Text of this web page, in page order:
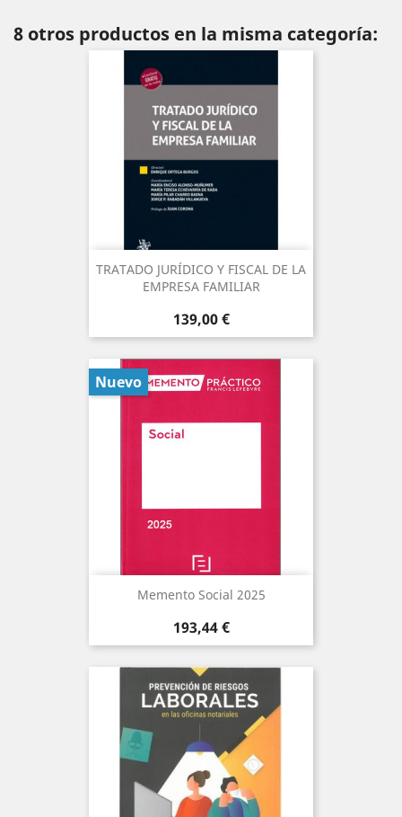
8 otros productos en la misma categoría:
TRATADO JURÍDICO Y FISCAL DE LA
EMPRESA FAMILIAR
Precio
139,00 €
Memento Social 2025
Precio
193,44 €
Nuevo